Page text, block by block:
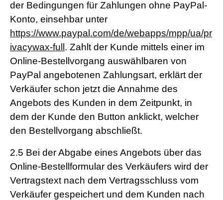
der Bedingungen für Zahlungen ohne PayPal-
Konto, einsehbar unter
https://www.paypal.com/de/webapps/mpp/ua/pr
ivacywax-full . Zahlt der Kunde mittels einer im
Online-Bestellvorgang auswählbaren von
PayPal angebotenen Zahlungsart, erklärt der
Verkäufer schon jetzt die Annahme des
Angebots des Kunden in dem Zeitpunkt, in
dem der Kunde den Button anklickt, welcher
den Bestellvorgang abschließt.
2.5 Bei der Abgabe eines Angebots über das
Online-Bestellformular des Verkäufers wird der
Vertragstext nach dem Vertragsschluss vom
Verkäufer gespeichert und dem Kunden nach